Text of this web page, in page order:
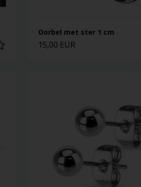
Oorbel met ster 1 cm
15,00 EUR